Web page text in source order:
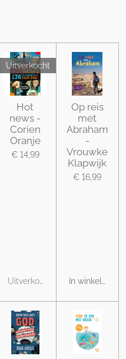
Uitverkocht
Hot
news -
Corien
Oranje
€ 14,99
Uitverkocht
Op reis
met
Abraham
-
Vrouwke
Klapwijk
€ 16,99
In